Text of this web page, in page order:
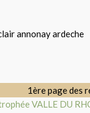
1ère page des